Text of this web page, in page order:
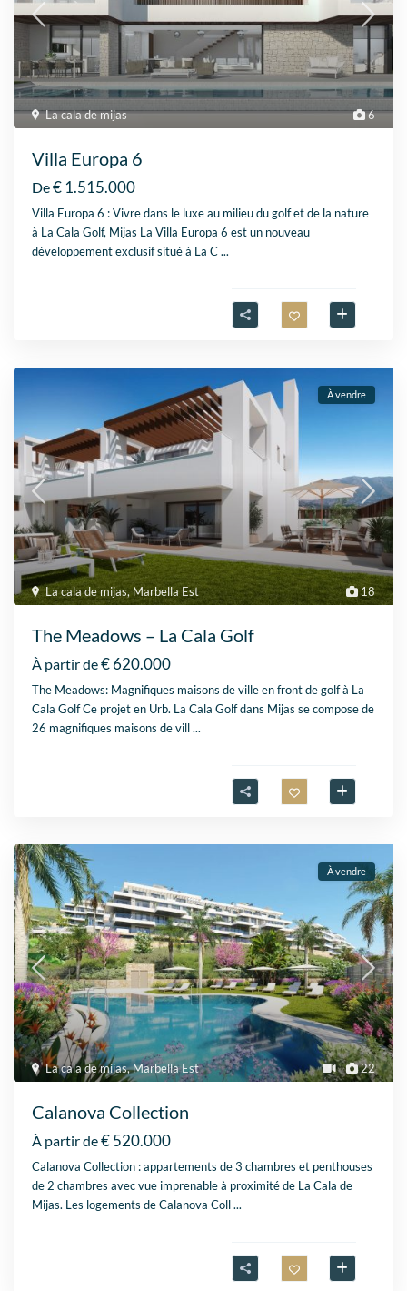
6
La cala de mijas
Villa Europa 6
De€ 1.515.000
Villa Europa 6 : Vivre dans le luxe au milieu du golf et de la nature
à La Cala Golf, Mijas La Villa Europa 6 est un nouveau
développement exclusif situé à La C...
18
La cala de mijas,Marbella Est
À vendre
The Meadows – La Cala Golf
À partir de€ 620.000
The Meadows: Magnifiques maisons de ville en front de golf à La
Cala Golf Ce projet en Urb. La Cala Golf dans Mijas se compose de
26 magnifiques maisons de vill...
22
La cala de mijas,Marbella Est
À vendre
Calanova Collection
À partir de€ 520.000
Calanova Collection : appartements de 3 chambres et penthouses
de 2 chambres avec vue imprenable à proximité de La Cala de
Mijas. Les logements de Calanova Coll...